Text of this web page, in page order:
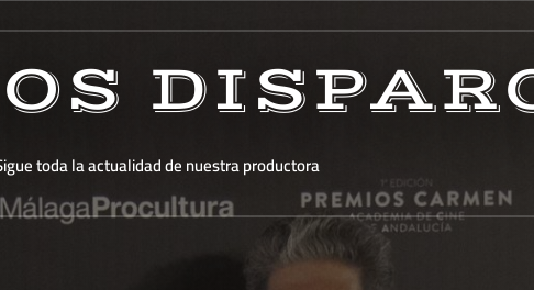
toda la actualidad de nuestra productora